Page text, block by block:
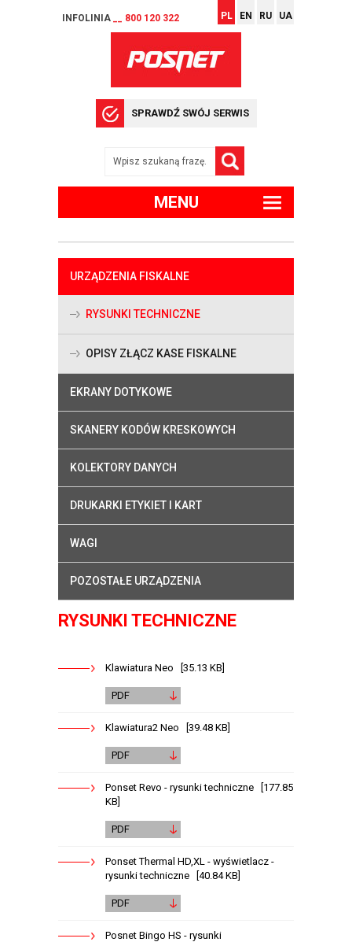
INFOLINIA __ 800 120 322 PL EN RU UA
SPRAWDŹ SWÓJ SERWIS
MENU
URZĄDZENIA FISKALNE
RYSUNKI TECHNICZNE
OPISY ZŁĄCZ KASE FISKALNE
EKRANY DOTYKOWE
SKANERY KODÓW KRESKOWYCH
KOLEKTORY DANYCH
DRUKARKI ETYKIET I KART
WAGI
POZOSTAŁE URZĄDZENIA
RYSUNKI TECHNICZNE
Klawiatura Neo [35.13 KB]
PDF
Klawiatura2 Neo [39.48 KB]
PDF
Ponset Revo - rysunki techniczne [177.85
KB]
PDF
Ponset Thermal HD,XL - wyświetlacz -
rysunki techniczne [40.84 KB]
PDF
Posnet Bingo HS - rysunki